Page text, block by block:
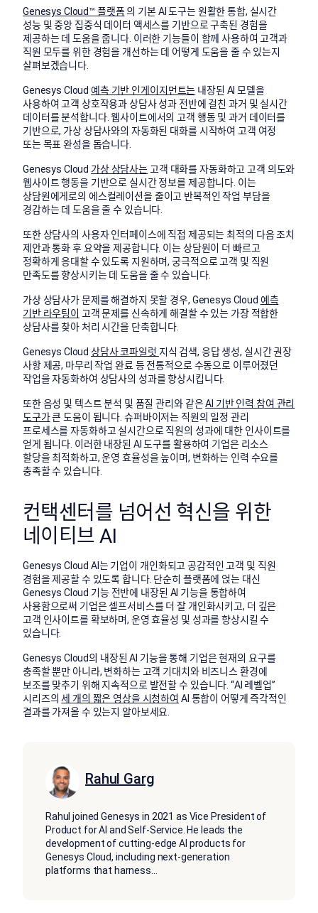
Genesys Cloud™ 플랫폼의 기본 AI 도구는 원활한 통합, 실시간
성능 및 중앙 집중식 데이터 액세스를 기반으로 구축된 경험을
제공하는 데 도움을 줍니다. 이러한 기능들이 함께 사용하여 고객과
직원 모두를 위한 경험을 개선하는 데 어떻게 도움을 줄 수 있는지
살펴보겠습니다.
Genesys Cloud 예측 기반 인게이지먼트는 내장된 AI 모델을
사용하여 고객 상호작용과 상담사 성과 전반에 걸친 과거 및 실시간
데이터를 분석합니다. 웹사이트에서의 고객 행동 및 과거 데이터를
기반으로, 가상 상담사와의 자동화된 대화를 시작하여 고객 여정
또는 목표 완성을 돕습니다.
Genesys Cloud 가상 상담사는 고객 대화를 자동화하고 고객 의도와
웹사이트 행동을 기반으로 실시간 정보를 제공합니다. 이는
상담원에게로의 에스컬레이션을 줄이고 반복적인 작업 부담을
경감하는 데 도움을 줄 수 있습니다.
또한 상담사의 사용자 인터페이스에 직접 제공되는 최적의 다음 조치
제안과 통화 후 요약을 제공합니다. 이는 상담원이 더 빠르고
정확하게 응대할 수 있도록 지원하며, 궁극적으로 고객 및 직원
만족도를 향상시키는 데 도움을 줄 수 있습니다.
가상 상담사가 문제를 해결하지 못할 경우, Genesys Cloud 예측
기반 라우팅이
고객 문제를 신속하게 해결할 수 있는 가장 적합한
상담사를 찾아 처리 시간을 단축합니다.
Genesys Cloud상담사 코파일럿 지식 검색, 응답 생성, 실시간 권장
사항 제공, 마무리 작업 완료 등 전통적으로 수동으로 이루어졌던
작업을 자동화하여 상담사의 성과를 향상시킵니다.
또한 음성 및 텍스트 분석 및 품질 관리와 같은AI 기반 인력 참여 관리
도구가큰 도움이 됩니다. 슈퍼바이저는 직원의 일정 관리
프로세스를 자동화하고 실시간으로 직원의 성과에 대한 인사이트를
얻게 됩니다. 이러한 내장된 AI 도구를 활용하여 기업은 리소스
할당을 최적화하고, 운영 효율성을 높이며, 변화하는 인력 수요를
충족할 수 있습니다.
컨택센터를 넘어선 혁신을 위한
네이티브 AI
Genesys Cloud AI는 기업이 개인화되고 공감적인 고객 및 직원
경험을 제공할 수 있도록 합니다. 단순히 플랫폼에 얹는 대신
Genesys Cloud 기능 전반에 내장된 AI 기능을 통합하여
사용함으로써 기업은 셀프서비스를 더 잘 개인화시키고, 더 깊은
고객 인사이트를 확보하며, 운영 효율성 및 성과를 향상시킬 수
있습니다.
Genesys Cloud의 내장된 AI 기능을 통해 기업은 현재의 요구를
충족할 뿐만 아니라, 변화하는 고객 기대치와 비즈니스 환경에
보조를 맞추기 위해 지속적으로 발전할 수 있습니다. “AI 레벨업”
시리즈의세 개의 짧은 영상을 시청하여 AI 통합이 어떻게 즉각적인
결과를 가져올 수 있는지 알아보세요.
Rahul Garg
Rahul joined Genesys in 2021 as Vice President of
Product for AI and Self-Service. He leads the
development of cutting-edge AI products for
Genesys Cloud, including next-generation
platforms that harness